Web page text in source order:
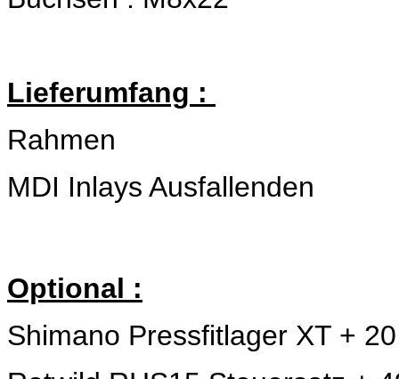
Lieferumfang :
Rahmen
MDI Inlays Ausfallenden
Optional :
Shimano Pressfitlager XT +